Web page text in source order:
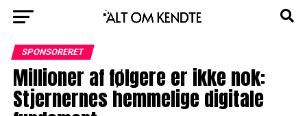
SPONSORERET
Millioner af følgere er ikke nok:
Stjernernes hemmelige digitale